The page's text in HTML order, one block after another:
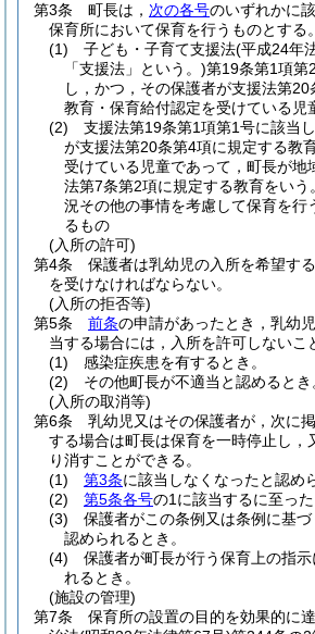
第3条
町長は， 次の各号のいずれかに
保育所において保育を行うものとする。
(1)
子ども・子育て支援法(平成24年
「支援法」という。)第19条第1項第
し，かつ，その保護者が支援法第
教育・保育給付認定を受けている児
(2)
支援法第19条第1項第1号に該当
が支援法第20条第4項に規定する教
受けている児童であって，町長が地
法第7条第2項に規定する教育をいう
況その他の事情を考慮して保育を行
るもの
(入所の許可)
第4条
保護者は乳幼児の入所を希望す
を受けなければならない。
(入所の拒否等)
第5条
前条の申請があったとき，乳幼
当する場合には，入所を許可しないこ
(1)
感染症疾患を有するとき。
(2)
その他町長が不適当と認めるとき
(入所の取消等)
第6条
乳幼児又はその保護者が，次に
する場合は町長は保育を一時停止し，
り消すことができる。
(1)
第3条に該当しなくなったと認め
(2)
第5条各号の1に該当するに至った
(3)
保護者がこの条例又は条例に基
認められるとき。
(4)
保護者が町長が行う保育上の指
れるとき。
(施設の管理)
第7条
保育所の設置の目的を効果的に